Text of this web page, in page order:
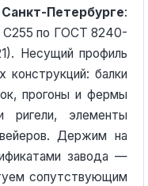
Петербурге:
С255 по ГОСТ 8240-
Несущий профиль
конструкций: балки
прогоны и фермы
ригели, элементы
Держим на
завода —
сопутствующим